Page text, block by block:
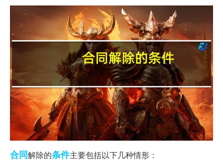
合同解除的条件主要包括以下几种情形：